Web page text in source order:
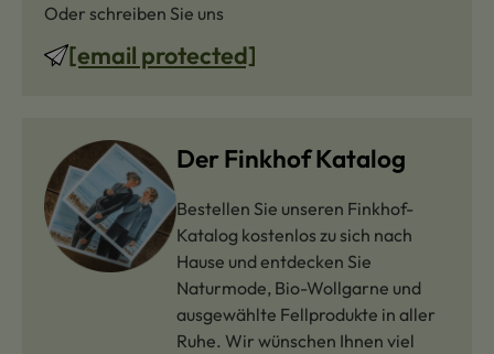
Oder schreiben Sie uns
[email protected]
Der Finkhof Katalog
Bestellen Sie unseren Finkhof-
Katalog kostenlos zu sich nach
Hause und entdecken Sie
Naturmode, Bio-Wollgarne und
ausgewählte Fellprodukte in aller
Ruhe. Wir wünschen Ihnen viel